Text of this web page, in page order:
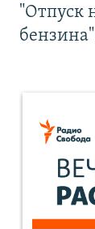
"Отпуск